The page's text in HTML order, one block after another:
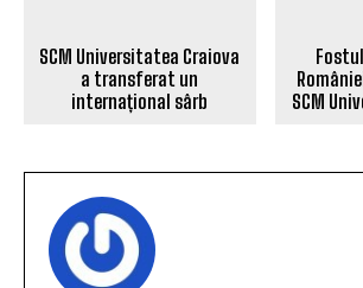
SCM Universitatea Craiova